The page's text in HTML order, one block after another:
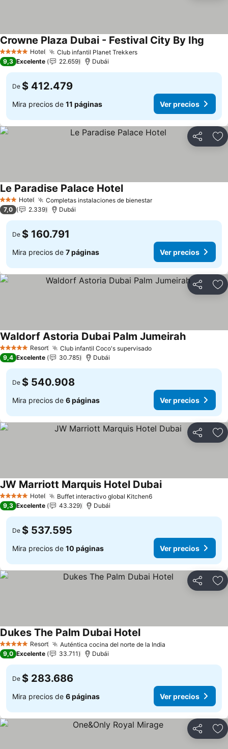
5 Estrellas Hotel Club infantil Planet TrekkersVer precios
Crowne Plaza Dubai - Festival City By Ihg
9,3 Excelente 22.659 Dubái
De $ 412.479
Mira precios de 11 páginas Ver precios
Compartir
3 Estrellas
Hotel Completas instalaciones de bienestarVer precios
Le Paradise Palace HotelVer precios
7,0 2.339 Dubái
De $ 160.791
Mira precios de 7 páginas Ver precios
Compartir
5 Estrellas Resort Club infantil Coco's supervisadoVer precios
Waldorf Astoria Dubai Palm JumeirahVer
9,4 Excelente 30.785 Dubái
De $ 540.908
Mira precios de 6 páginas Ver precios
Compartir
5 Estrellas Hotel Buffet interactivo global Kitchen6Ver precios
JW Marriott Marquis Hotel DubaiVer precios
9,3 Excelente 43.329 Dubái
De $ 537.595
Mira precios de 10 páginas Ver precios
Compartir
5 Estrellas Resort Auténtica cocina del norte de la India
Dukes The Palm Dubai HotelVer precios
9,0 Excelente 33.711 Dubái
De $ 283.686
Mira precios de 6 páginas Ver precios
Compartir